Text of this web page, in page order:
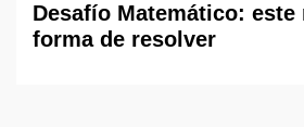
Desafío Matemático:
forma de resolver